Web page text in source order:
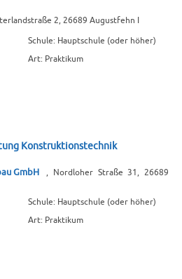
2, 26689 Augustfehn I
Schule: Hauptschule (oder höher)
Art: Praktikum
Konstruktionstechnik
GmbH
, Nordloher Straße 31, 26689
Schule: Hauptschule (oder höher)
Art: Praktikum